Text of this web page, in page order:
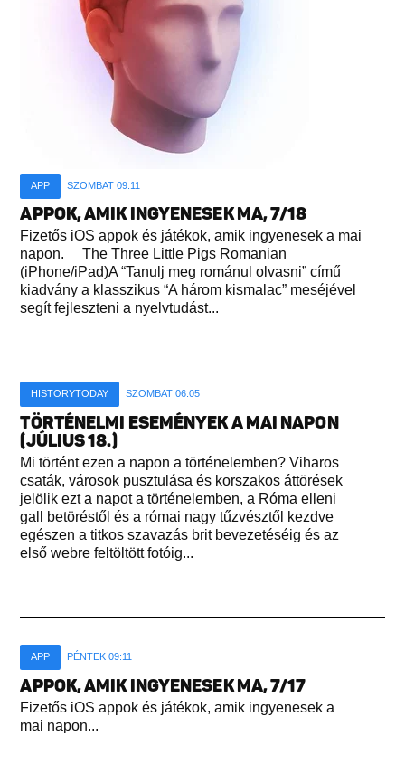
APP SZOMBAT 09:11
APPOK, AMIK INGYENESEK MA, 7/18
Fizetős iOS appok és játékok, amik ingyenesek a mai
napon. The Three Little Pigs Romanian
(iPhone/iPad)A “Tanulj meg románul olvasni” című
kiadvány a klasszikus “A három kismalac” meséjével
segít fejleszteni a nyelvtudást...
HISTORYTODAY SZOMBAT 06:05
TÖRTÉNELMI ESEMÉNYEK A MAI NAPON
(JÚLIUS 18.)
Mi történt ezen a napon a történelemben? Viharos
csaták, városok pusztulása és korszakos áttörések
jelölik ezt a napot a történelemben, a Róma elleni
gall betöréstől és a római nagy tűzvésztől kezdve
egészen a titkos szavazás brit bevezetéséig és az
első webre feltöltött fotóig...
APP PÉNTEK 09:11
APPOK, AMIK INGYENESEK MA, 7/17
Fizetős iOS appok és játékok, amik ingyenesek a
mai napon...